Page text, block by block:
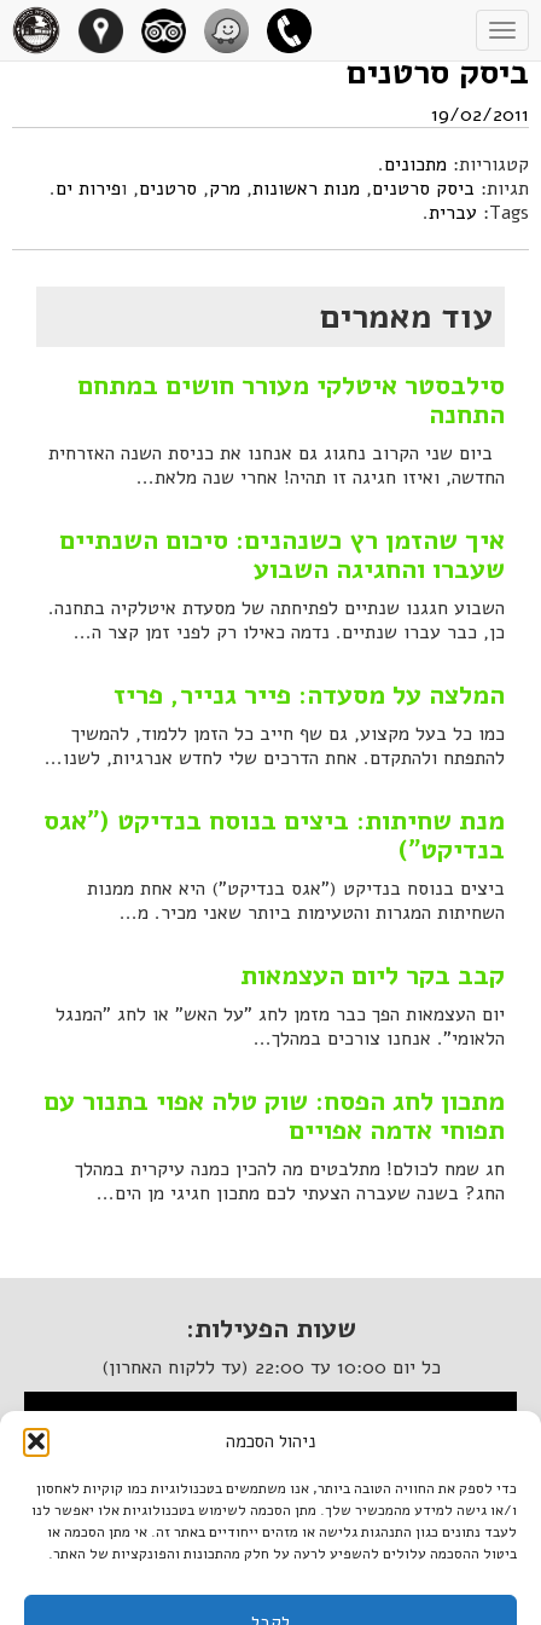
ניהול הסכמה
כדי לספק את החוויה הטובה ביותר, אנו משתמשים בטכנולוגיות כמו קוקיות לאחסון
ו/או גישה למידע מהמכשיר שלך. מתן הסכמה לשימוש בטכנולוגיות אלו יאפשר לנו
לעבד נתונים כגון התנהגות גלישה או מזהים ייחודיים באתר זה. אי מתן הסכמה או
ביטול ההסכמה עלולים להשפיע לרעה על חלק מהתכונות והפונקציות של האתר.
Toggle
navigation
ביסק סרטנים
19/02/2011
קטגוריות: מתכונים.
תגיות: ביסק סרטנים, מנות ראשונות, מרק, סרטנים, ופירות ים.
Tags: עברית.
עוד מאמרים
סילבסטר איטלקי מעורר חושים במתחם
התחנה
ביום שני הקרוב נחגוג גם אנחנו את כניסת השנה האזרחית
החדשה, ואיזו חגיגה זו תהיה! אחרי שנה מלאת...
איך שהזמן רץ כשנהנים: סיכום השנתיים
שעברו והחגיגה השבוע
השבוע חגגנו שנתיים לפתיחתה של מסעדת איטלקיה בתחנה.
כן, כבר עברו שנתיים. נדמה כאילו רק לפני זמן קצר ה...
המלצה על מסעדה: פייר גנייר, פריז
כמו כל בעל מקצוע, גם שף חייב כל הזמן ללמוד, להמשיך
להתפתח ולהתקדם. אחת הדרכים שלי לחדש אנרגיות, לשנו...
מנת שחיתות: ביצים בנוסח בנדיקט ("אגס
בנדיקט")
ביצים בנוסח בנדיקט ("אגס בנדיקט") היא אחת ממנות
השחיתות המגרות והטעימות ביותר שאני מכיר. מ...
קבב בקר ליום העצמאות
יום העצמאות הפך כבר מזמן לחג "על האש" או לחג "המנגל
הלאומי". אנחנו צורכים במהלך...
מתכון לחג הפסח: שוק טלה אפוי בתנור עם
תפוחי אדמה אפויים
חג שמח לכולם! מתלבטים מה להכין כמנה עיקרית במהלך
החג? בשנה שעברה הצעתי לכם מתכון חגיגי מן הים...
שעות הפעילות:
כל יום 10:00 עד 22:00 (עד ללקוח האחרון)
המסעדה נגישה לנכים
איטלקיה בתחנה
מתחם התחנה, תל אביב.
טל. 03-933-1922
italiantlv@gmail.com